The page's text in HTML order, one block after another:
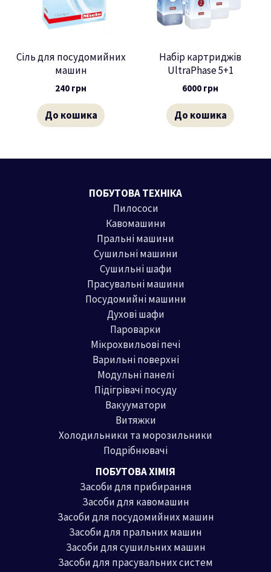
Сіль для посудомийних
машин
240 грн
До кошика
Набір картриджів
UltraPhase 5+1
6000 грн
До кошика
ПОБУТОВА ТЕХНІКА
Пилососи
Кавомашини
Пральні машини
Сушильні машини
Сушильні шафи
Прасувальні машини
Посудомийні машини
Духові шафи
Пароварки
Мікрохвильові печі
Варильні поверхні
Модульні панелі
Підігрівачі посуду
Вакууматори
Витяжки
Холодильники та морозильники
Подрібнювачі
ПОБУТОВА ХІМІЯ
Засоби для прибирання
Засоби для кавомашин
Засоби для посудомийних машин
Засоби для пральних машин
Засоби для сушильних машин
Засоби для прасувальних систем